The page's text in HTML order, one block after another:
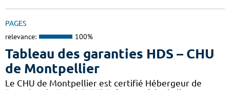
PAGES
relevance: 100%
Tableau des garanties HDS – CHU
de Montpellier
Le CHU de Montpellier est certifié Hébergeur de